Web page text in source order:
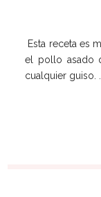
Esta receta es
el pollo asado
cualquier guiso. ...